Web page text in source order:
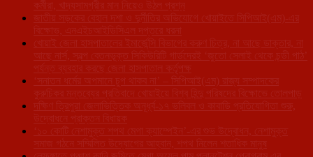
কর্মীরা, খাদ্যসামগ্রীর মান নিয়েও উঠল প্রশ্ন
জাতীয় সড়কের বেহাল দশা ও দুর্নীতির অভিযোগে খোয়াইতে সিপিআই(এম)-এর
বিক্ষোভ, এনএইচআইডিসিএল দপ্তরে ধরনা
খোয়াই জেলা হাসপাতালের ইমার্জেন্সি বিভাগের করুণ চিত্র, না আছে ডাক্তার, না
আছে নার্স, স্বল্প বেতনভূক্ত সিকিউরিটি গার্ডদেরই ‘জুতো সেলাই থেকে চন্ডী পাঠ’
পর্যন্ত ব্যবহার করছে জেলা হাসপাতাল কর্তৃপক্ষ
‘সনাতন ধর্মের অপমানে চুপ থাকব না’ – সিপিআই(এম) রাজ্য সম্পাদকের
কুরুচিকর মন্তব্যের প্রতিবাদে খোয়াইয়ে বিশ্ব হিন্দু পরিষদের বিক্ষোভে তোলপাড়
দক্ষিণ ত্রিপুরা জেলাভিত্তিক অনূর্ধ্ব-১৭ ভলিবল ও কাবাডি প্রতিযোগিতা শুরু,
উদ্বোধনে প্রাক্তন বিধায়ক
‘১০ কোটি নেশামুক্ত শপথ মেগা ক্যাম্পেইন’-এর শুভ উদ্বোধন, নেশামুক্ত
সমাজ গঠনে সম্মিলিত উদ্যোগের আহ্বান, শপথ নিলেন শতাধিক মানুষ